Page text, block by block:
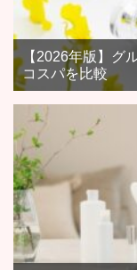
【2026年版】グ
コスパを比較